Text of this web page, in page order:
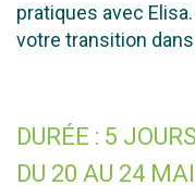
pratiques avec
votre transition
DURÉE : 5
DU 20 AU 24